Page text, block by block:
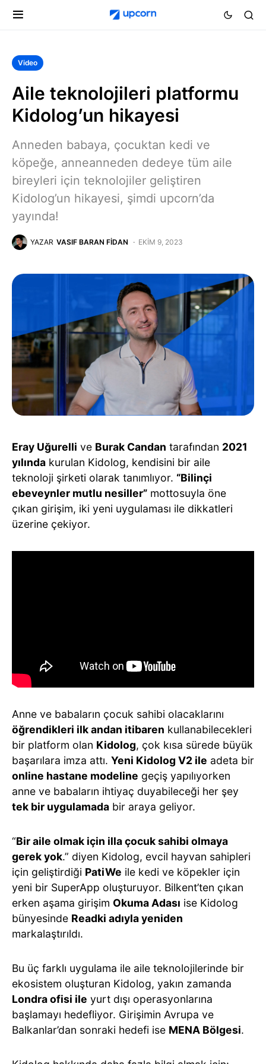
Video
Aile teknolojileri platformu
Kidolog’un hikayesi
Anneden babaya, çocuktan kedi ve
köpeğe, anneanneden dedeye tüm aile
bireyleri için teknolojiler geliştiren
Kidolog’un hikayesi, şimdi upcorn’da
yayında!
YAZAR VASIF BARAN FIDAN EKIM 9, 2023
Eray Uğurelli ve Burak Candan tarafından 2021
yılında kurulan Kidolog, kendisini bir aile
teknoloji şirketi olarak tanımlıyor. “Bilinçi
ebeveynler mutlu nesiller” mottosuyla öne
çıkan girişim, iki yeni uygulaması ile dikkatleri
üzerine çekiyor.
Anne ve babaların çocuk sahibi olacaklarını
öğrendikleri ilk andan itibaren kullanabilecekleri
bir platform olan Kidolog, çok kısa sürede büyük
başarılara imza attı. Yeni Kidolog V2 ile adeta bir
online hastane modeline geçiş yapılıyorken
anne ve babaların ihtiyaç duyabileceği her şey
tek bir uygulamada bir araya geliyor.
“Bir aile olmak için illa çocuk sahibi olmaya
gerek yok.” diyen Kidolog, evcil hayvan sahipleri
için geliştirdiği PatiWe ile kedi ve köpekler için
yeni bir SuperApp oluşturuyor. Bilkent’ten çıkan
erken aşama girişim Okuma Adası ise Kidolog
bünyesinde Readki adıyla yeniden
markalaştırıldı.
Bu üç farklı uygulama ile aile teknolojilerinde bir
ekosistem oluşturan Kidolog, yakın zamanda
Londra ofisi ile yurt dışı operasyonlarına
başlamayı hedefliyor. Girişimin Avrupa ve
Balkanlar’dan sonraki hedefi ise MENA Bölgesi.